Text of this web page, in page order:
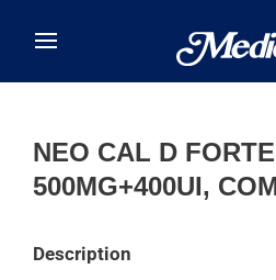
NEO CAL D
500MG+400UI,
Description